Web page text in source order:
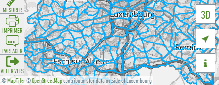
©MapTiler©OpenStreetMapcontributors for data outside of Luxembourg
3D


MESURER
IMPRIMER
PARTAGER
ALLER VERS